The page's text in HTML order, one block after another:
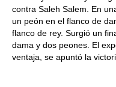
contra Saleh Salem. En
un peón en el flanco de
flanco de rey. Surgió un
dama y dos peones. El
ventaja, se apuntó la